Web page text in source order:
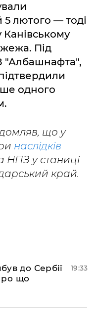
лютого — тоді
Канівському
Під
"Албашнафта",
одного
що у
наслідків
НПЗ у станиці
край.
до Сербії
що
19:33